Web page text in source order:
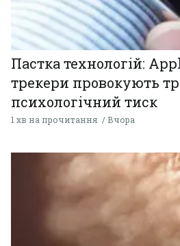
Пастка технологій:
трекери провокують
психологічний тиск
1 хв на прочитання Вчора